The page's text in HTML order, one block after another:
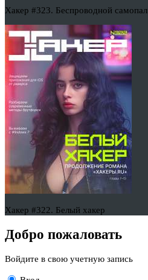
Хакер #323. Беспроводной самопал
Хакер #322. Белый хакер
Добро пожаловать
Войдите в свою учетную запись